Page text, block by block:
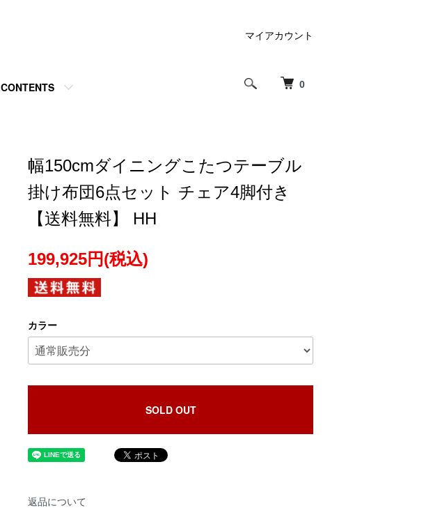
0
CONTENTS
マイアカウント
幅150cmダイニングこたつテーブル
掛け布団6点セット チェア4脚付き
【送料無料】 HH
199,925円(税込)
カラー
SOLD OUT
返品について